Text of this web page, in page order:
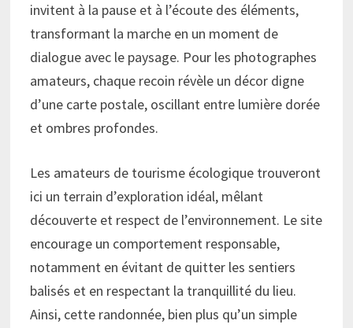
invitent à la pause et à l’écoute des éléments,
transformant la marche en un moment de
dialogue avec le paysage. Pour les photographes
amateurs, chaque recoin révèle un décor digne
d’une carte postale, oscillant entre lumière dorée
et ombres profondes.
Les amateurs de tourisme écologique trouveront
ici un terrain d’exploration idéal, mêlant
découverte et respect de l’environnement. Le site
encourage un comportement responsable,
notamment en évitant de quitter les sentiers
balisés et en respectant la tranquillité du lieu.
Ainsi, cette randonnée, bien plus qu’un simple